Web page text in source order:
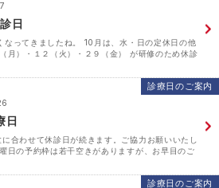
日
なってきましたね。 10月は、水・日の定休日の他
月）・１２（火）・２９（金） が研修のため休診
日
合わせて休診日が続きます。ご協力お願いいたし
日の予約枠は若干空きがありますが、お早目のご
診療日のご案内
診療日のご案内